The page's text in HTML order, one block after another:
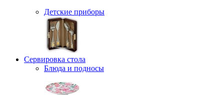
Детские приборы
Сервировка стола
Блюда и подносы